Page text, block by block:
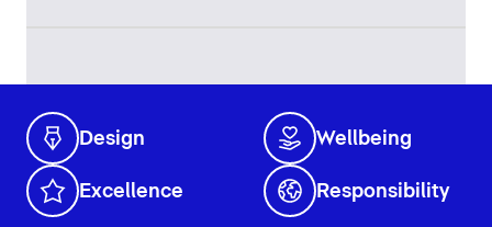
Design Wellbeing
Excellence Responsibility